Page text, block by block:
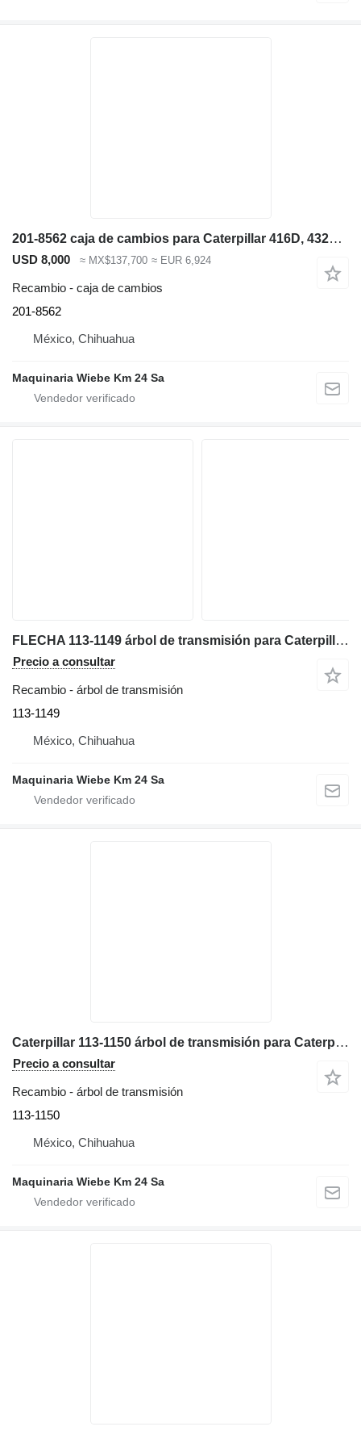
201-8562 caja de cambios para Caterpillar 416D, 432D, 428D, 424D, 430D retroexcavadora
USD 8,000 ≈ MX$137,700 ≈ EUR 6,924
Recambio - caja de cambios
201-8562
México, Chihuahua
Maquinaria Wiebe Km 24 Sa
FLECHA 113-1149 árbol de transmisión para Caterpillar 428C, 420D, 430D, 416D, 424D retroexcavadora
Precio a consultar
Recambio - árbol de transmisión
113-1149
México, Chihuahua
Maquinaria Wiebe Km 24 Sa
Caterpillar 113-1150 árbol de transmisión para Caterpillar 428C, 420D, 430D, 416D, 424D retroexcavadora
Precio a consultar
Recambio - árbol de transmisión
113-1150
México, Chihuahua
Maquinaria Wiebe Km 24 Sa